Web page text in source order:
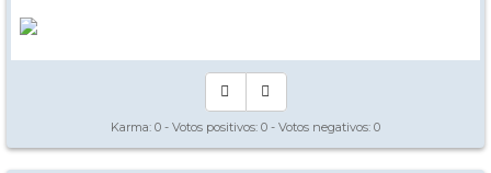
Karma: 0 - Votos positivos: 0 - Votos negativos: 0